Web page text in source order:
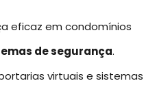
eficaz em condomínios
de segurança.
virtuais e sistemas